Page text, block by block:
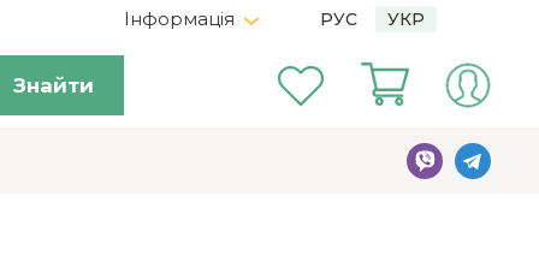
Знайти
Інформація РУС УКР